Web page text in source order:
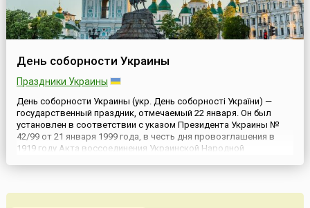
День соборности Украины
Праздники Украины
День соборности Украины (укр. День соборності України) —
государственный праздник, отмечаемый 22 января. Он был
установлен в соответствии с указом Президента Украины №
42/99 от 21 января 1999 года, в честь дня провозглашения в
1919 году Акта воссоединения Украинской Народной